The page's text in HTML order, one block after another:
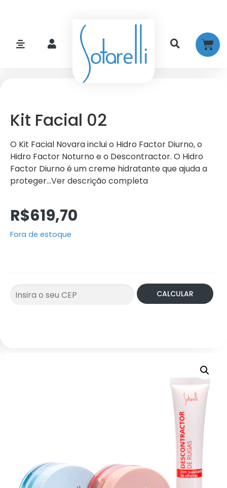
Kit Facial 02
O Kit Facial Novara inclui o Hidro Factor Diurno, o
Hidro Factor Noturno e o Descontractor. O Hidro
Factor Diurno é um creme hidratante que ajuda a
proteger…Ver descrição completa
R$619,70
Fora de estoque